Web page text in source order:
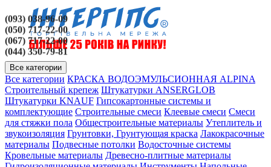
(093) 038-96-09
(050) 717-22-00
(067) 717-22-00
(044) 350-79-81
Все категории
Все категории КРАСКА ВОДОЭМУЛЬСИОННАЯ ALPINA
Строительный крепеж Штукатурки ANSERGLOB
Штукатурки KNAUF Гипсокартонные системы и
комплектующие Строительные смеси Клеевые смеси Смеси
для стяжки пола Общестроительные материалы Утеплитель и
звукоизоляция Грунтовки, Грунтующая краска Лакокрасочные
материалы Подвесные потолки Водосточные системы
Кровельные материалы Древесно-плитные материалы